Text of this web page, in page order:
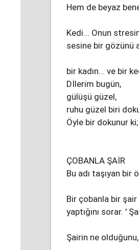
Hem de beyaz
Kedi... Onun
sesine bir gözünü
bir kadın... ve bir
Dİlerim bugün,
gülüşü güzel,
ruhu güzel biri
Öyle bir dokunur
ÇOBANLA ŞAİR
Bu adı taşıyan bir
Bir çobanla bir şair
yaptığını sorar. '
Şairin ne